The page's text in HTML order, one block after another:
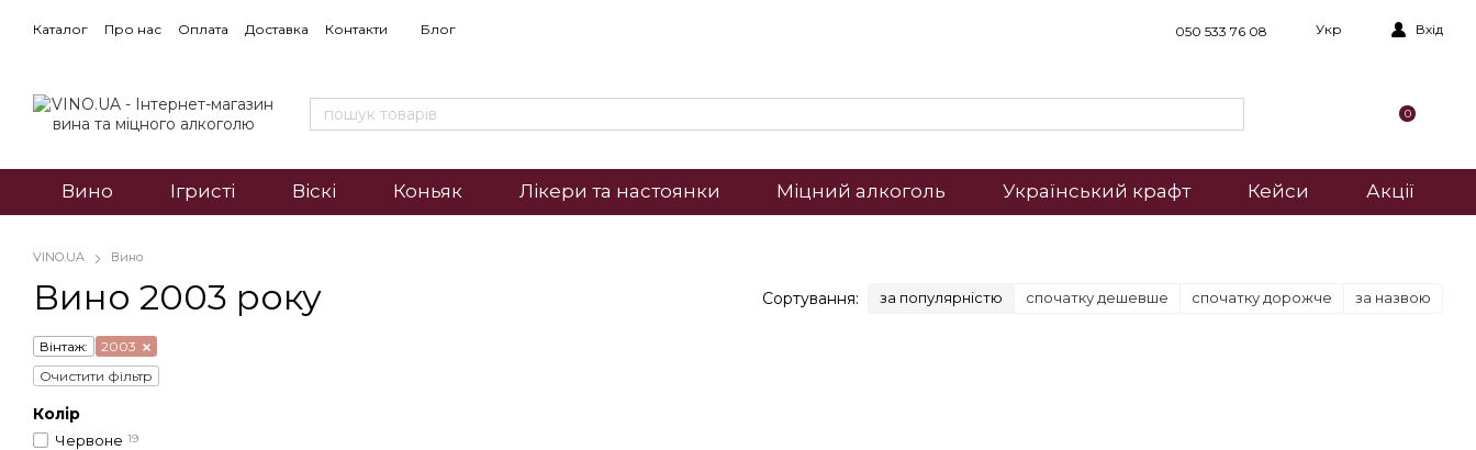
Каталог Про нас Оплата Доставка Контакти Блог 050 533 76 08 Укр Вхід
0
Вино Ігристі Віскі Коньяк Лікери та настоянки Міцний алкоголь Український крафт Кейси Акції
VINO.UA Вино
Вино 2003 року Сортування: за популярністю спочатку дешевше спочатку дорожче за назвою
Вінтаж:
2003
Очистити фільтр
Колір
Червоне 19